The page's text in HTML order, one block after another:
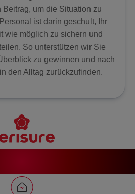
Beitrag, um die Situation zu
ist darin geschult, Ihr
wie möglich zu sichern und
So unterstützen wir Sie
zu gewinnen und nach
den Alltag zurückzufinden.